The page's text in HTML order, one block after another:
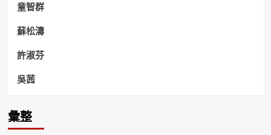
童智群
蘇松濤
許淑芬
吳茜
彙整